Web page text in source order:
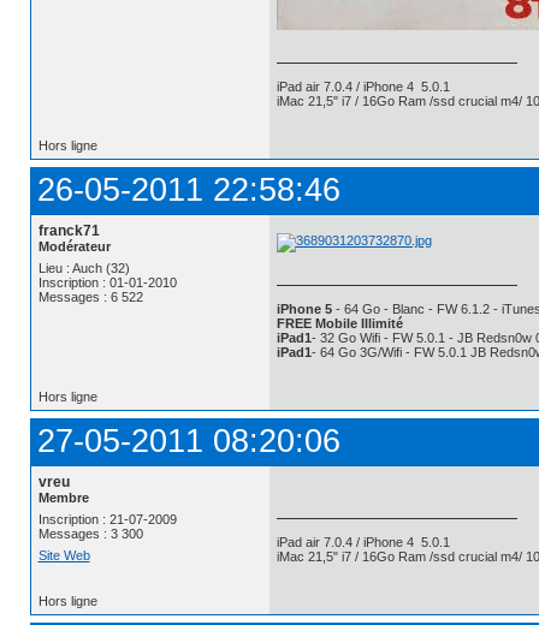
iPad air 7.0.4 / iPhone 4 5.0.1
iMac 21,5" i7 / 16Go Ram /ssd crucial m4/
Hors ligne
26-05-2011 22:58:46
franck71
Modérateur
Lieu : Auch (32)
Inscription : 01-01-2010
Messages : 6 522
iPhone 5- 64 Go - Blanc - FW 6.1.2 -
FREE Mobile Illimité
iPad1 - 32 Go Wifi - FW 5.0.1 - JB Redsn0w
iPad1 - 64 Go 3G/Wifi - FW 5.0.1 JB
Hors ligne
27-05-2011 08:20:06
vreu
Membre
Inscription : 21-07-2009
Messages : 3 300
Site Web
iPad air 7.0.4 / iPhone 4 5.0.1
iMac 21,5" i7 / 16Go Ram /ssd crucial m4/
Hors ligne